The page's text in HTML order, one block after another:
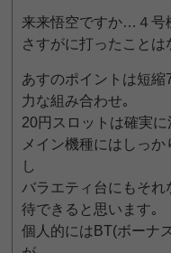
来来悟空ですか…４号
さすがに打ったこと
あすのポイントは短
力な組み合わせ｡
20円スロットは確実
メイン機種にはしっ
し
バラエティ台にもそ
待できると思います｡
個人的にはBT(ボーナ